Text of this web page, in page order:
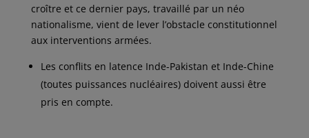
croître et ce dernier pays, travaillé par un néo
nationalisme, vient de lever l’obstacle constitutionnel
aux interventions armées.
Les conflits en latence Inde-Pakistan et Inde-Chine
(toutes puissances nucléaires) doivent aussi être
pris en compte.